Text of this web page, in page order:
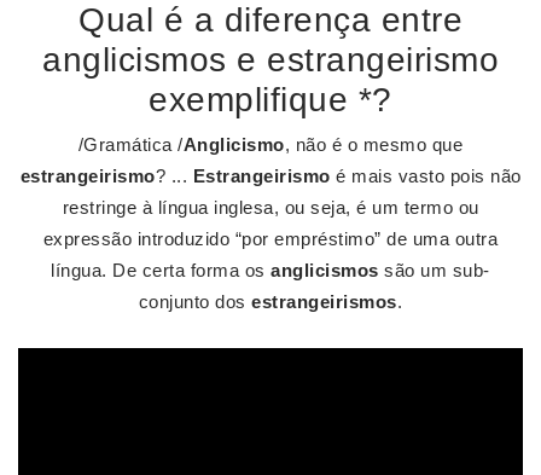
Qual é a diferença entre
anglicismos e estrangeirismo
exemplifique *?
/Gramática /Anglicismo, não é o mesmo que
estrangeirismo? ... Estrangeirismo é mais vasto pois não
restringe à língua inglesa, ou seja, é um termo ou
expressão introduzido “por empréstimo” de uma outra
língua. De certa forma osanglicismos são um sub-
conjunto dosestrangeirismos.